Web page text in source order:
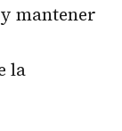
mantener
la